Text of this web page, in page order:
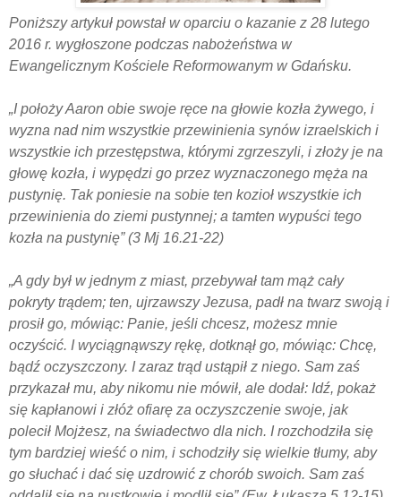
Poniższy artykuł powstał w oparciu o kazanie z 28 lutego
2016 r. wygłoszone podczas nabożeństwa w
Ewangelicznym Kościele Reformowanym w Gdańsku.
„I położy Aaron obie swoje ręce na głowie kozła żywego, i
wyzna nad nim wszystkie przewinienia synów izraelskich i
wszystkie ich przestępstwa, którymi zgrzeszyli, i złoży je na
głowę kozła, i wypędzi go przez wyznaczonego męża na
pustynię. Tak poniesie na sobie ten kozioł wszystkie ich
przewinienia do ziemi pustynnej; a tamten wypuści tego
kozła na pustynię”(3 Mj 16.21-22)
„A gdy był w jednym z miast, przebywał tam mąż cały
pokryty trądem; ten, ujrzawszy Jezusa, padł na twarz swoją i
prosił go, mówiąc: Panie, jeśli chcesz, możesz mnie
oczyścić. I wyciągnąwszy rękę, dotknął go, mówiąc: Chcę,
bądź oczyszczony. I zaraz trąd ustąpił z niego. Sam zaś
przykazał mu, aby nikomu nie mówił, ale dodał: Idź, pokaż
się kapłanowi i złóż ofiarę za oczyszczenie swoje, jak
polecił Mojżesz, na świadectwo dla nich. I rozchodziła się
tym bardziej wieść o nim, i schodziły się wielkie tłumy, aby
go słuchać i dać się uzdrowić z chorób swoich. Sam zaś